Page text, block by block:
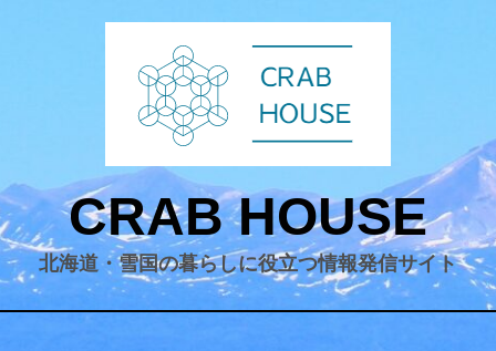
CRAB HOUSE
北海道・雪国の暮らしに役立つ情報発信サイト